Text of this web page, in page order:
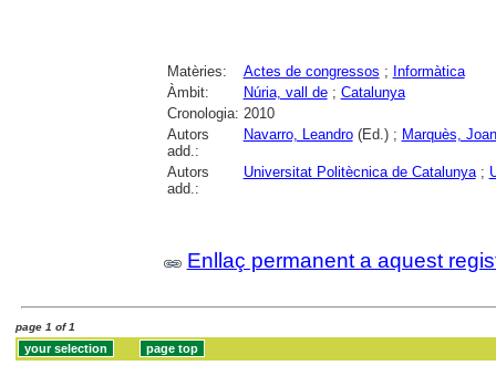
Matèries: Actes de congressos ; Informàtica
Àmbit:
Núria, vall de; Catalunya
Cronologia: 2010
Autors
add.:
Navarro, Leandro(Ed.) ; Marquès, Joan
Autors
add.:
Universitat Politècnica de Catalunya;
Enllaç permanent a aquest
page 1 of 1